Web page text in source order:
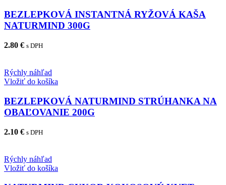
BEZLEPKOVÁ INSTANTNÁ RYŽOVÁ KAŠA
NATURMIND 300G
2.80 € s DPH
Rýchly náhľad
Vložiť do košíka
BEZLEPKOVÁ NATURMIND STRÚHANKA NA
OBAĽOVANIE 200G
2.10 € s DPH
Rýchly náhľad
Vložiť do košíka